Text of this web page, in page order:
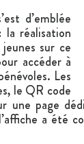
d’emblée
réalisation
sur ce
accéder à
Les
le QR code
une page
a été